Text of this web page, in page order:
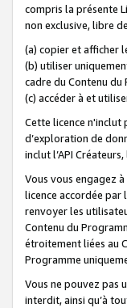
compris la présente
non exclusive, libre
(a) copier et afficher
(b) utiliser
cadre du Contenu
(c) accéder à et
Cette licence n'inclut
d’exploration de
inclut l’API
Vous vous engagez
licence accordée par
renvoyer les
Contenu du
étroitement liées au
Programme
Vous ne pouvez pas
interdit, ainsi qu’à